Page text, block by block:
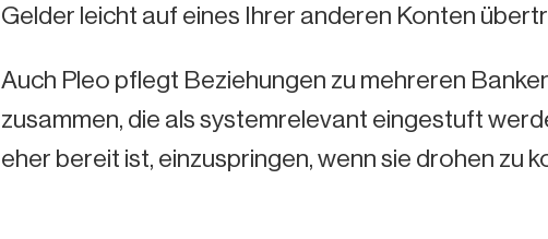
Gelder leicht auf eines Ihrer anderen Konten
Auch Pleo pflegt Beziehungen zu mehreren
zusammen, die als systemrelevant eingestuft
eher bereit ist, einzuspringen, wenn sie drohen zu